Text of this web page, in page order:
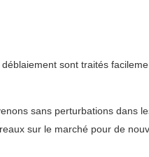
sont traités
sans perturbations dans
sur le marché pour de